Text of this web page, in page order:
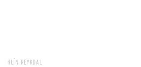
HLÍN REYKDAL